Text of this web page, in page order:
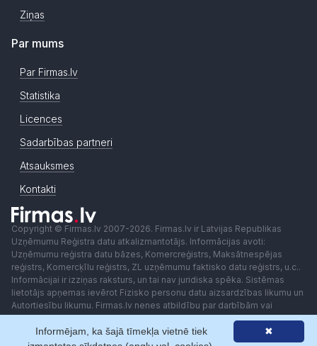
Ziņas
Par mums
Par Firmas.lv
Statistika
Licences
Sadarbības partneri
Atsauksmes
Kontakti
Copyright © Firmas.lv 2007-2026. Firmas.lv ir Latvijas Republikas
Uzņēmumu Reģistra datu atkalizmantotājs. Informācijas avoti:
Uzņēmumu reģistra datu bāzes, Komercreģistrs, Maksātnespējas
reģistrs, Komercķīlu reģistrs, ZL uzņēmumu faktisko datu reģistrs, u.c..
Informācijai ir izziņas raksturs, un tai nav juridiska spēka. Sistēmas
lietotājs apņemas ievērot Fizisko personu datu aizsardzības likumu un
Autortiesību likumu. Firmas.lv nenes atbildību par darbībām vai
lēmumiem, kas balstīti uz saņemto pakalpojumu. Lietotājam aizliegts
izmantot jebkādas automatizētas sistēmas vai iekārtas (robotus)
piekļuvei sistēmai bez rakstiskas saskaņošanas ar Firmas.lv. Galvenā
✖
Informējam, ka šajā tīmekļa vietnē tiek